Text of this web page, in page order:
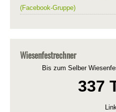
(Facebook-Gruppe)
Wiesenfestrechner
Bis zum Selber
337